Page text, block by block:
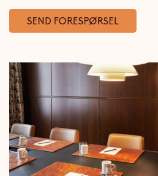
SEND FORESPØRSEL